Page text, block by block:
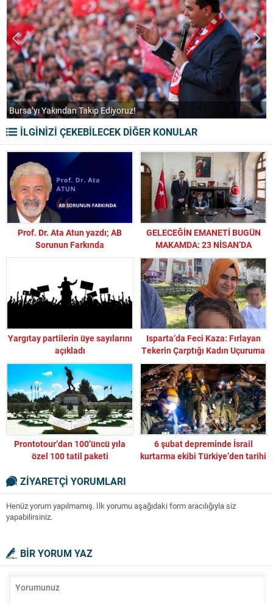
“2029’da Bursa’yı Milli Görüş Belediyeciliğiyle
İLGİNİZİ ÇEKEBİLECEK DİĞER KONULAR
Prof. Dr. Ata Atun yazdı; AB
Sorunun Farkında
GELECEĞİN EMANETİ BUGÜN
MAKAMDA: 23 NİSAN’DA
ANLAMLI DEVİR TESLİM
Yargıtay partilerin üye sayılarını
açıkladı
Isparta’da Feci Kaza: Fırlayan
Tekerin Çarptığı Kadın Uçuruma
Düşerek Hayatını Kaybetti
Prontotour’dan 100’üncü yıla
özel 100 tatil paketi
6 şubat depreminde İsrail
kurtarma ekibi Türkiye’den tarihi
ZİYARETÇİ YORUMLARI
Henüz yorum yapılmamış. İlk yorumu aşağıdaki form aracılığıyla siz
yapabilirsiniz.
BİR YORUM YAZ